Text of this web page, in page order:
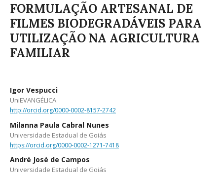
FORMULAÇÃO ARTESANAL DE
FILMES BIODEGRADÁVEIS PARA
UTILIZAÇÃO NA AGRICULTURA
FAMILIAR
Igor Vespucci
UniEVANGÉLICA
http://orcid.org/0000-0002-8157-2742
Milanna Paula Cabral Nunes
Universidade Estadual de Goiás
https://orcid.org/0000-0002-1271-7418
André José de Campos
Universidade Estadual de Goiás